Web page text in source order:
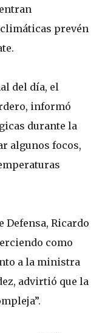
prevén
del día, el
informó
durante la
algunos focos,
Defensa, Ricardo
como
a la ministra
advirtió que la